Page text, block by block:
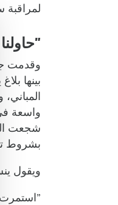
لمراقبة
وقدمت
بينها
واسعة
شجعت
بشروط
ويقول
”استمرت